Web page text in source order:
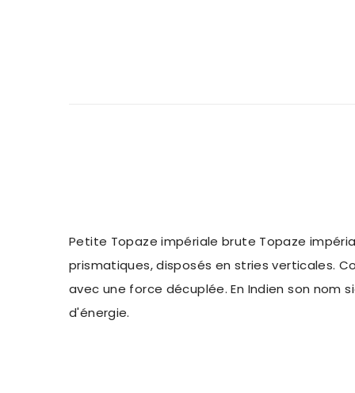
Petite Topaze impériale brute Topaze
prismatiques, disposés en stries verticales.
avec une force décuplée. En Indien son nom
d'énergie.